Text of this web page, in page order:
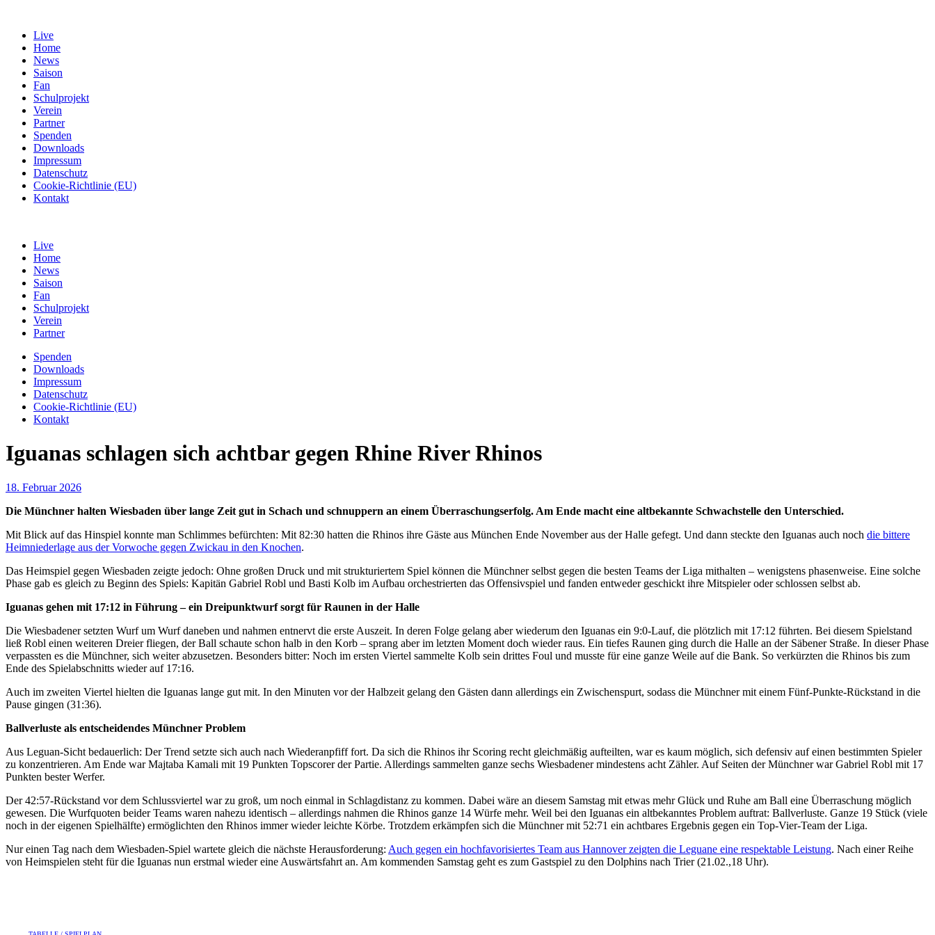
Live
Home
News
Saison
Fan
Schulprojekt
Verein
Partner
Spenden
Downloads
Impressum
Datenschutz
Cookie-Richtlinie (EU)
Kontakt
Live
Home
News
Saison
Fan
Schulprojekt
Verein
Partner
Spenden
Downloads
Impressum
Datenschutz
Cookie-Richtlinie (EU)
Kontakt
Iguanas schlagen sich achtbar gegen Rhine River Rhinos
18. Februar 2026
Die Münchner halten Wiesbaden über lange Zeit gut in Schach und schnuppern an einem Überraschungserfolg. Am Ende macht eine altbekannte Schwachstelle den Unterschied.
Mit Blick auf das Hinspiel konnte man Schlimmes befürchten: Mit 82:30 hatten die Rhinos ihre Gäste aus München Ende November aus der Halle gefegt. Und dann steckte den Iguanas auch noch die bittere
Heimniederlage aus der Vorwoche gegen Zwickau in den Knochen.
Das Heimspiel gegen Wiesbaden zeigte jedoch: Ohne großen Druck und mit strukturiertem Spiel können die Münchner selbst gegen die besten Teams der Liga mithalten – wenigstens phasenweise. Eine solche
Phase gab es gleich zu Beginn des Spiels: Kapitän Gabriel Robl und Basti Kolb im Aufbau orchestrierten das Offensivspiel und fanden entweder geschickt ihre Mitspieler oder schlossen selbst ab.
Iguanas gehen mit 17:12 in Führung – ein Dreipunktwurf sorgt für Raunen in der Halle
Die Wiesbadener setzten Wurf um Wurf daneben und nahmen entnervt die erste Auszeit. In deren Folge gelang aber wiederum den Iguanas ein 9:0-Lauf, die plötzlich mit 17:12 führten. Bei diesem Spielstand
ließ Robl einen weiteren Dreier fliegen, der Ball schaute schon halb in den Korb – sprang aber im letzten Moment doch wieder raus. Ein tiefes Raunen ging durch die Halle an der Säbener Straße. In dieser Phase
verpassten es die Münchner, sich weiter abzusetzen. Besonders bitter: Noch im ersten Viertel sammelte Kolb sein drittes Foul und musste für eine ganze Weile auf die Bank. So verkürzten die Rhinos bis zum
Ende des Spielabschnitts wieder auf 17:16.
Auch im zweiten Viertel hielten die Iguanas lange gut mit. In den Minuten vor der Halbzeit gelang den Gästen dann allerdings ein Zwischenspurt, sodass die Münchner mit einem Fünf-Punkte-Rückstand in die
Pause gingen (31:36).
Ballverluste als entscheidendes Münchner Problem
Aus Leguan-Sicht bedauerlich: Der Trend setzte sich auch nach Wiederanpfiff fort. Da sich die Rhinos ihr Scoring recht gleichmäßig aufteilten, war es kaum möglich, sich defensiv auf einen bestimmten Spieler
zu konzentrieren. Am Ende war Majtaba Kamali mit 19 Punkten Topscorer der Partie. Allerdings sammelten ganze sechs Wiesbadener mindestens acht Zähler. Auf Seiten der Münchner war Gabriel Robl mit 17
Punkten bester Werfer.
Der 42:57-Rückstand vor dem Schlussviertel war zu groß, um noch einmal in Schlagdistanz zu kommen. Dabei wäre an diesem Samstag mit etwas mehr Glück und Ruhe am Ball eine Überraschung möglich
gewesen. Die Wurfquoten beider Teams waren nahezu identisch – allerdings nahmen die Rhinos ganze 14 Würfe mehr. Weil bei den Iguanas ein altbekanntes Problem auftrat: Ballverluste. Ganze 19 Stück (viele
noch in der eigenen Spielhälfte) ermöglichten den Rhinos immer wieder leichte Körbe. Trotzdem erkämpfen sich die Münchner mit 52:71 ein achtbares Ergebnis gegen ein Top-Vier-Team der Liga.
Nur einen Tag nach dem Wiesbaden-Spiel wartete gleich die nächste Herausforderung: Auch gegen ein hochfavorisiertes Team aus Hannover zeigten die Leguane eine respektable Leistung. Nach einer Reihe
von Heimspielen steht für die Iguanas nun erstmal wieder eine Auswärtsfahrt an. Am kommenden Samstag geht es zum Gastspiel zu den Dolphins nach Trier (21.02.,18 Uhr).